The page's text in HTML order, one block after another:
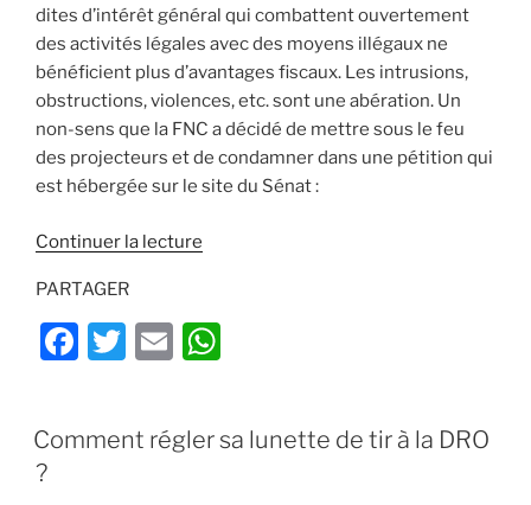
dites d’intérêt général qui combattent ouvertement
des activités légales avec des moyens illégaux ne
bénéficient plus d’avantages fiscaux. Les intrusions,
obstructions, violences, etc. sont une abération. Un
non-sens que la FNC a décidé de mettre sous le feu
des projecteurs et de condamner dans une pétition qui
est hébergée sur le site du Sénat :
Continuer la lecture
solution
contre
chasse
PARTAGER
F
e
T
er
E
l
s
PUBLIÉ
LE
Comment régler sa lunette de tir à la DRO
?